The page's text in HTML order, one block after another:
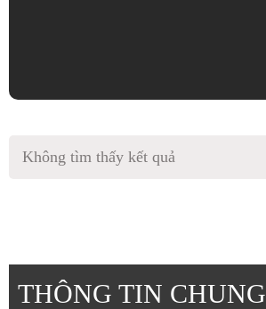
Không tìm thấy kết quả
THÔNG TIN CHUNG